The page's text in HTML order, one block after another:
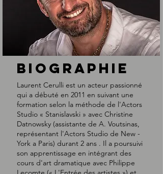
biographie
Laurent Cerulli est un acteur passionné
qui a débuté en 2011 en suivant une
formation selon la méthode de l'Actors
Studio « Stanislavski » avec Christine
Datnowsky (assistante de A. Voutsinas,
représentant l'Actors Studio de New -
York a Paris) durant 2 ans . Il a poursuivi
son apprentissage en intégrant des
cours d'art dramatique avec Philippe